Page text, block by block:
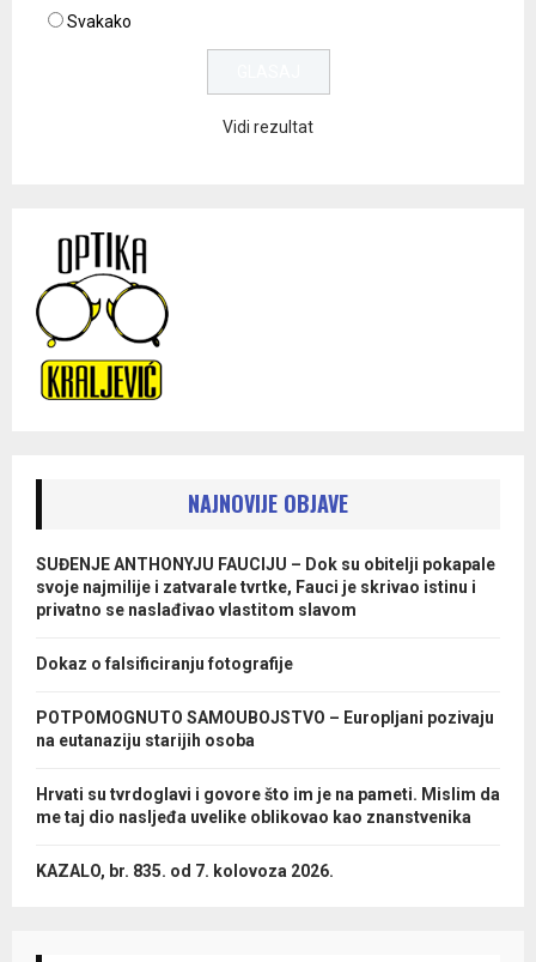
Svakako
Vidi rezultat
NAJNOVIJE OBJAVE
SUĐENJE ANTHONYJU FAUCIJU – Dok su obitelji pokapale
svoje najmilije i zatvarale tvrtke, Fauci je skrivao istinu i
privatno se naslađivao vlastitom slavom
Dokaz o falsificiranju fotografije
POTPOMOGNUTO SAMOUBOJSTVO – Europljani pozivaju
na eutanaziju starijih osoba
Hrvati su tvrdoglavi i govore što im je na pameti. Mislim da
me taj dio nasljeđa uvelike oblikovao kao znanstvenika
KAZALO, br. 835. od 7. kolovoza 2026.